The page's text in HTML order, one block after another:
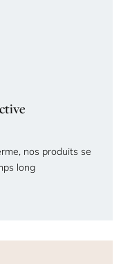
nos produits se
long